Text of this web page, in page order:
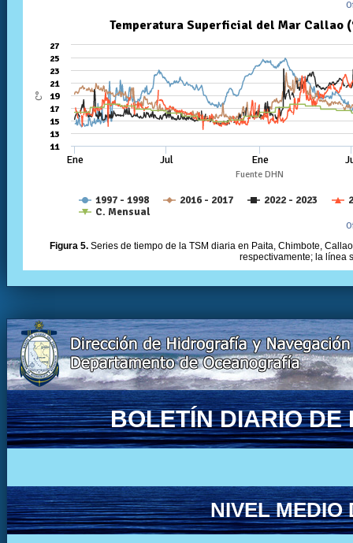
Figura 5. Series de tiempo de la TSM diaria en Paita, Chimbote,
respectivamente; la línea
BOLETÍN DIARIO DE
NIVEL MEDIO